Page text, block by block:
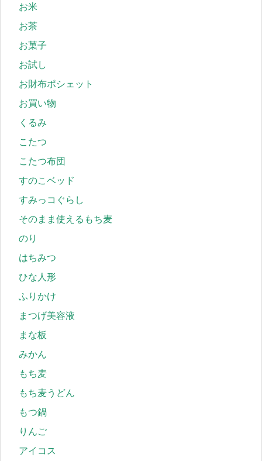
お米
お茶
お菓子
お試し
お財布ポシェット
お買い物
くるみ
こたつ
こたつ布団
すのこベッド
すみっコぐらし
そのまま使えるもち麦
のり
はちみつ
ひな人形
ふりかけ
まつげ美容液
まな板
みかん
もち麦
もち麦うどん
もつ鍋
りんご
アイコス